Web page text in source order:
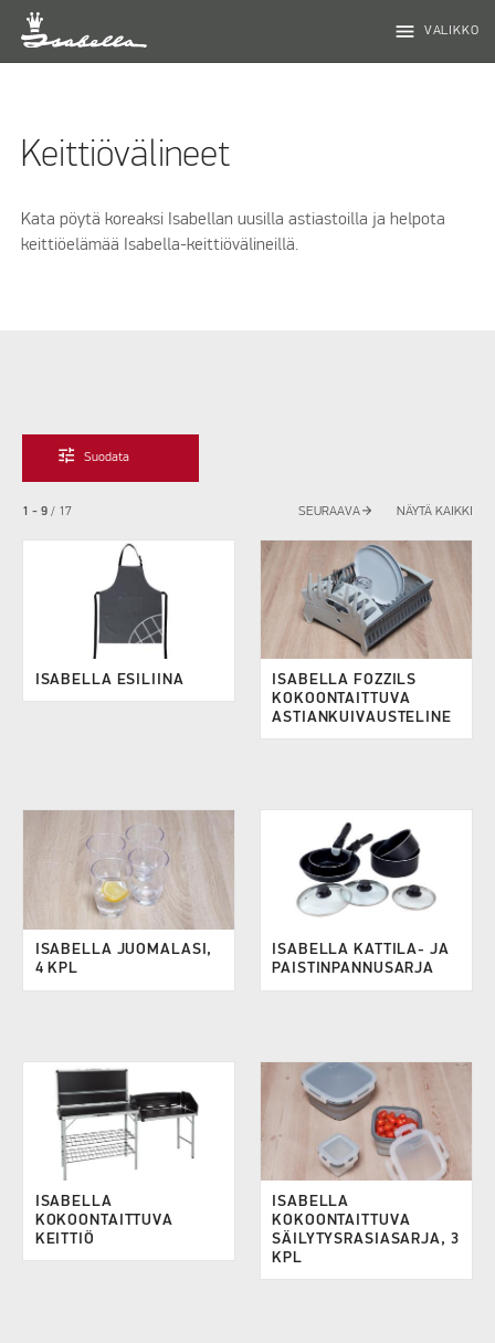
menu VALIKKO
Keittiövälineet
Kata pöytä koreaksi Isabellan uusilla astiastoilla ja helpota
keittiöelämää Isabella-keittiövälineillä.
tune Suodata
1 - 9/ 17 SEURAAVAarrow_forward NÄYTÄ KAIKKI
ISABELLA ESILIINA
ISABELLA FOZZILS
KOKOONTAITTUVA
ASTIANKUIVAUSTELINE
ISABELLA JUOMALASI,
4 KPL
ISABELLA KATTILA- JA
PAISTINPANNUSARJA
ISABELLA
KOKOONTAITTUVA
KEITTIÖ
ISABELLA
KOKOONTAITTUVA
SÄILYTYSRASIASARJA, 3
KPL